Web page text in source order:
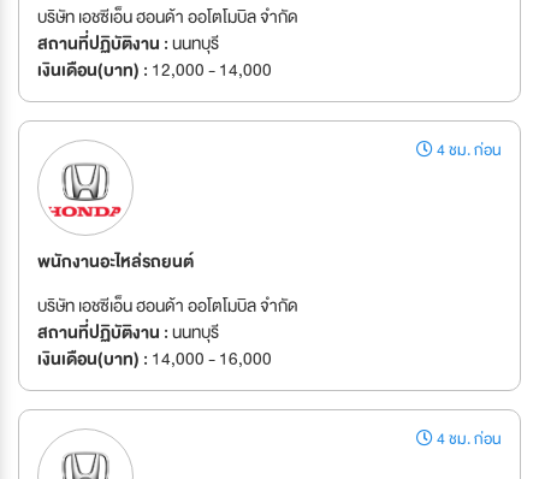
บริษัท เอชซีเอ็น ฮอนด้า ออโตโมบิล จำกัด
สถานที่ปฏิบัติงาน :นนทบุรี
เงินเดือน(บาท) : 12,000 - 14,000
4 ชม. ก่อน
พนักงานอะไหล่รถยนต์
บริษัท เอชซีเอ็น ฮอนด้า ออโตโมบิล จำกัด
สถานที่ปฏิบัติงาน :นนทบุรี
เงินเดือน(บาท) : 14,000 - 16,000
4 ชม. ก่อน